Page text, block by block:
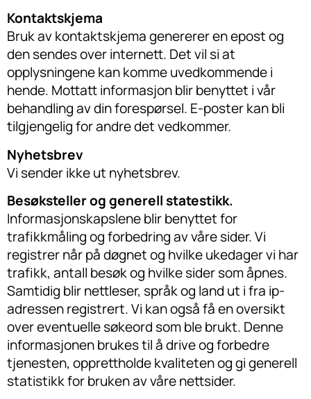
Kontaktskjema
Bruk av kontaktskjema genererer en epost og
den sendes over internett. Det vil si at
opplysningene kan komme uvedkommende i
hende. Mottatt informasjon blir benyttet i vår
behandling av din forespørsel. E-poster kan bli
tilgjengelig for andre det vedkommer.
Nyhetsbrev
Vi sender ikke ut nyhetsbrev.
Besøksteller og generell statestikk.
Informasjonskapslene blir benyttet for
trafikkmåling og forbedring av våre sider. Vi
registrer når på døgnet og hvilke ukedager vi har
trafikk, antall besøk og hvilke sider som åpnes.
Samtidig blir nettleser, språk og land ut i fra ip-
adressen registrert. Vi kan også få en oversikt
over eventuelle søkeord som ble brukt. Denne
informasjonen brukes til å drive og forbedre
tjenesten, opprettholde kvaliteten og gi generell
statistikk for bruken av våre nettsider.